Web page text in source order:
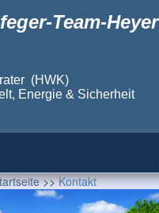
Team-Heyer
(HWK)
Energie & Sicherheit
>>Kontakt